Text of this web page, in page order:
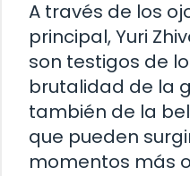
A través de los
principal, Yuri
son testigos de
brutalidad de la
también de la
que pueden
momentos más